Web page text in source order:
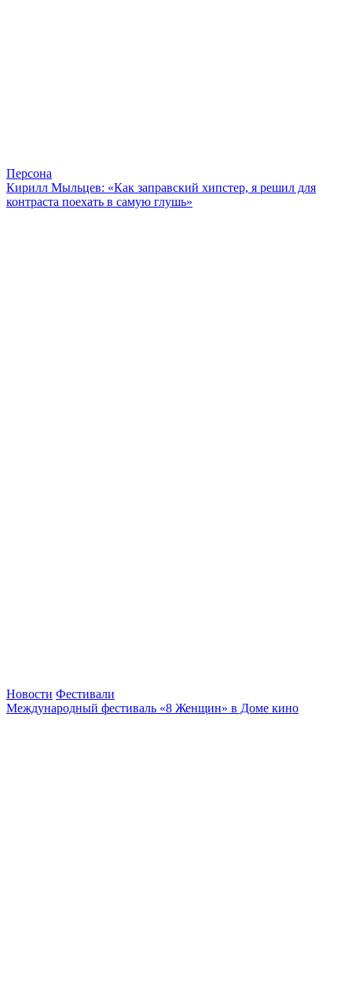
Персона
Кирилл Мыльцев: «Как заправский хипстер, я решил для
контраста поехать в самую глушь»
Новости Фестивали
Международный фестиваль «8 Женщин» в Доме кино